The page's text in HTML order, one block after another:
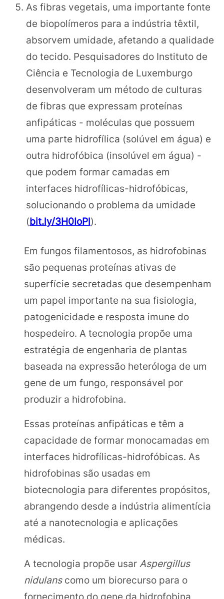
As fibras vegetais, uma importante fonte
de biopolímeros para a indústria têxtil,
absorvem umidade, afetando a qualidade
do tecido. Pesquisadores do Instituto de
Ciência e Tecnologia de Luxemburgo
desenvolveram um método de culturas
de fibras que expressam proteínas
anfipáticas - moléculas que possuem
uma parte hidrofílica (solúvel em água) e
outra hidrofóbica (insolúvel em água) -
que podem formar camadas em
interfaces hidrofílicas-hidrofóbicas,
solucionando o problema da umidade
(bit.ly/3H0IoPl).
Em fungos filamentosos, as hidrofobinas
são pequenas proteínas ativas de
superfície secretadas que desempenham
um papel importante na sua fisiologia,
patogenicidade e resposta imune do
hospedeiro. A tecnologia propõe uma
estratégia de engenharia de plantas
baseada na expressão heteróloga de um
gene de um fungo, responsável por
produzir a hidrofobina.
Essas proteínas anfipáticas e têm a
capacidade de formar monocamadas em
interfaces hidrofílicas-hidrofóbicas. As
hidrofobinas são usadas em
biotecnologia para diferentes propósitos,
abrangendo desde a indústria alimentícia
até a nanotecnologia e aplicações
médicas.
A tecnologia propõe usarAspergillus
nidulanscomo um biorecurso para o